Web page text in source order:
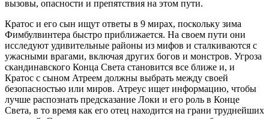
вызовы, опасности и препятствия на этом пути.
Кратос и его сын ищут ответы в 9 мирах, поскольку зима
Фимбулвинтера быстро приближается. На своем пути они
исследуют удивительные районы из мифов и сталкиваются с
ужасными врагами, включая других богов и монстров. Угроза
скандинавского Конца Света становится все ближе и, и
Кратос с сыном Атреем должны выбрать между своей
безопасностью или миров. Атреус ищет информацию, чтобы
лучше распознать предсказание Локи и его роль в Конце
Света, в то время как его отец находится на грани труднейших